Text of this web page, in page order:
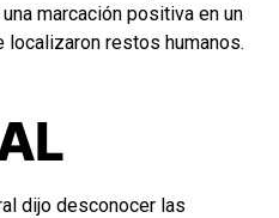
marcación positiva en un
localizaron restos humanos.
dijo desconocer las